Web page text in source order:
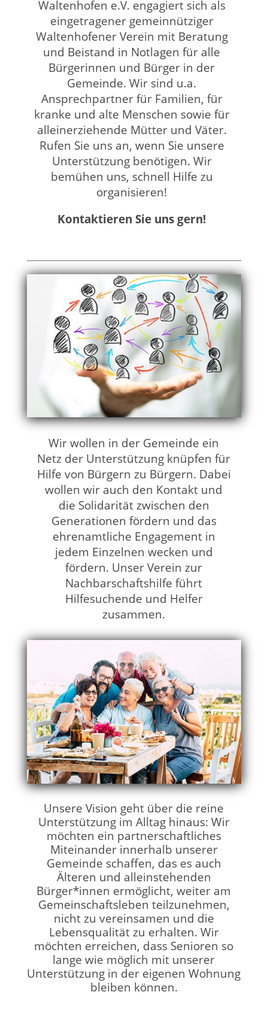
Waltenhofen e.V. engagiert sich als
eingetragener gemeinnütziger
Waltenhofener Verein mit Beratung
und Beistand in Notlagen für alle
Bürgerinnen und Bürger in der
Gemeinde. Wir sind u.a.
Ansprechpartner für Familien, für
kranke und alte Menschen sowie für
alleinerziehende Mütter und Väter.
Rufen Sie uns an, wenn Sie unsere
Unterstützung benötigen. Wir
bemühen uns, schnell Hilfe zu
organisieren!
Kontaktieren Sie uns gern!
Wir wollen in der Gemeinde ein
Netz der Unterstützung knüpfen für
Hilfe von Bürgern zu Bürgern. Dabei
wollen wir auch den Kontakt und
die Solidarität zwischen den
Generationen fördern und das
ehrenamtliche Engagement in
jedem Einzelnen wecken und
fördern. Unser Verein zur
Nachbarschaftshilfe führt
Hilfesuchende und Helfer
zusammen.
Unsere Vision geht über die reine
Unterstützung im Alltag hinaus: Wir
möchten ein partnerschaftliches
Miteinander innerhalb unserer
Gemeinde schaffen, das es auch
Älteren und alleinstehenden
Bürger*innen ermöglicht, weiter am
Gemeinschaftsleben teilzunehmen,
nicht zu vereinsamen und die
Lebensqualität zu erhalten. Wir
möchten erreichen, dass Senioren so
lange wie möglich mit unserer
Unterstützung in der eigenen Wohnung
bleiben können.